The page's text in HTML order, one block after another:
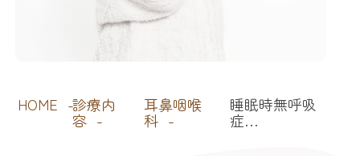
HOME 診療内
容
耳鼻咽喉
科
睡眠時無呼吸
症…